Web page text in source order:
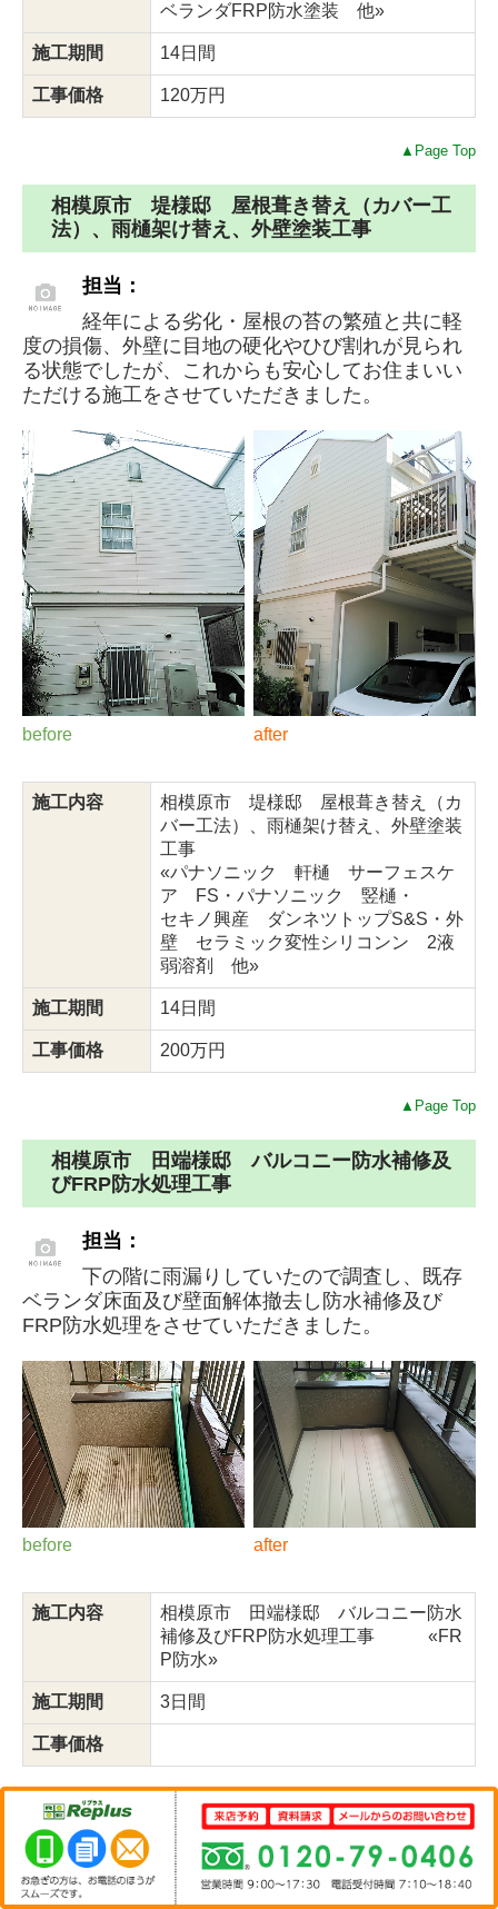
ベランダFRP防水塗装 他»
施工期間 14日間
工事価格 120万円
▲Page Top
相模原市 堤様邸 屋根葺き替え（カバー工
法）、雨樋架け替え、外壁塗装工事
担当：
経年による劣化・屋根の苔の繁殖と共に軽
度の損傷、外壁に目地の硬化やひび割れが見られ
る状態でしたが、これからも安心してお住まいい
ただける施工をさせていただきました。
before after
施工内容
相模原市 堤様邸 屋根葺き替え（カ
バー工法）、雨樋架け替え、外壁塗装
工事
«パナソニック 軒樋 サーフェスケ
ア FS・パナソニック 竪樋・
セキノ興産 ダンネツトップS&S・外
壁 セラミック変性シリコンン 2液
弱溶剤 他»
施工期間 14日間
工事価格 200万円
▲Page Top
相模原市 田端様邸 バルコニー防水補修及
びFRP防水処理工事
担当：
下の階に雨漏りしていたので調査し、既存
ベランダ床面及び壁面解体撤去し防水補修及び
FRP防水処理をさせていただきました。
before after
施工内容
相模原市 田端様邸 バルコニー防水
補修及びFRP防水処理工事 «FR
P防水»
施工期間 3日間
工事価格
▲Page Top
相模原市 菅沼様邸